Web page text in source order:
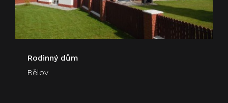
Rodinný dům
Bělov